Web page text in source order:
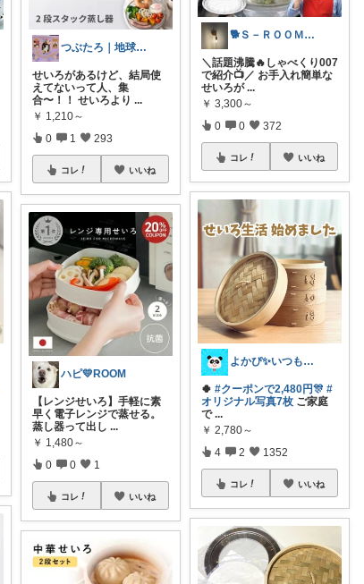
つぶたろ｜地球と暮らしにやさしい選択🌿
せいろがあるけど、結局使
えてないって人、集
合〜！！ せいろより ...
￥ 1,210～
0 1 293
コレ いいね
ハピ💛ROOM
【レンジせいろ】手軽に素
早く電子レンジで蒸せる。
蒸し器って出し ...
￥ 1,480～
0 0 1
コレ いいね
🐕Ｓ－ＲＯＯＭ〜快適生活〜🐕
＼話題沸騰🔥しゃべくり007
で紹介📺／ お手入れ簡単な
せいろが ...
￥ 3,300～
0 0 372
コレ いいね
よかぴ✨いつも感謝です💖😊💖
🍀#クーポンで2,480円🎊 #
オリジナル写真7枚 ご家庭
で ...
￥ 2,780～
4 2 1352
コレ いいね